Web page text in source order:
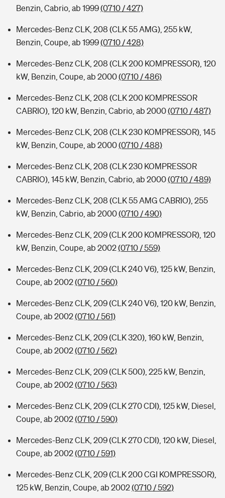
Benzin, Cabrio, ab 1999(0710 / 427)
Mercedes-Benz CLK, 208 (CLK 55 AMG), 255 kW,
Benzin, Coupe, ab 1999(0710 / 428)
Mercedes-Benz CLK, 208 (CLK 200 KOMPRESSOR), 120
kW, Benzin, Coupe, ab 2000(0710 / 486)
Mercedes-Benz CLK, 208 (CLK 200 KOMPRESSOR
CABRIO), 120 kW, Benzin, Cabrio, ab 2000(0710 / 487)
Mercedes-Benz CLK, 208 (CLK 230 KOMPRESSOR), 145
kW, Benzin, Coupe, ab 2000(0710 / 488)
Mercedes-Benz CLK, 208 (CLK 230 KOMPRESSOR
CABRIO), 145 kW, Benzin, Cabrio, ab 2000(0710 / 489)
Mercedes-Benz CLK, 208 (CLK 55 AMG CABRIO), 255
kW, Benzin, Cabrio, ab 2000(0710 / 490)
Mercedes-Benz CLK, 209 (CLK 200 KOMPRESSOR), 120
kW, Benzin, Coupe, ab 2002(0710 / 559)
Mercedes-Benz CLK, 209 (CLK 240 V6), 125 kW, Benzin,
Coupe, ab 2002(0710 / 560)
Mercedes-Benz CLK, 209 (CLK 240 V6), 120 kW, Benzin,
Coupe, ab 2002(0710 / 561)
Mercedes-Benz CLK, 209 (CLK 320), 160 kW, Benzin,
Coupe, ab 2002(0710 / 562)
Mercedes-Benz CLK, 209 (CLK 500), 225 kW, Benzin,
Coupe, ab 2002(0710 / 563)
Mercedes-Benz CLK, 209 (CLK 270 CDI), 125 kW, Diesel,
Coupe, ab 2002(0710 / 590)
Mercedes-Benz CLK, 209 (CLK 270 CDI), 120 kW, Diesel,
Coupe, ab 2002(0710 / 591)
Mercedes-Benz CLK, 209 (CLK 200 CGI KOMPRESSOR),
125 kW, Benzin, Coupe, ab 2002(0710 / 592)